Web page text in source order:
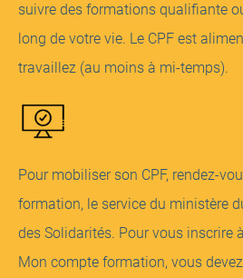
suivre des formations qualifiante
long de votre vie. Le CPF est
travaillez (au moins à mi-temps).
Pour mobiliser son CPF, rendez-
formation, le service du ministère
des Solidarités. Pour vous inscrire
Mon compte formation, vous